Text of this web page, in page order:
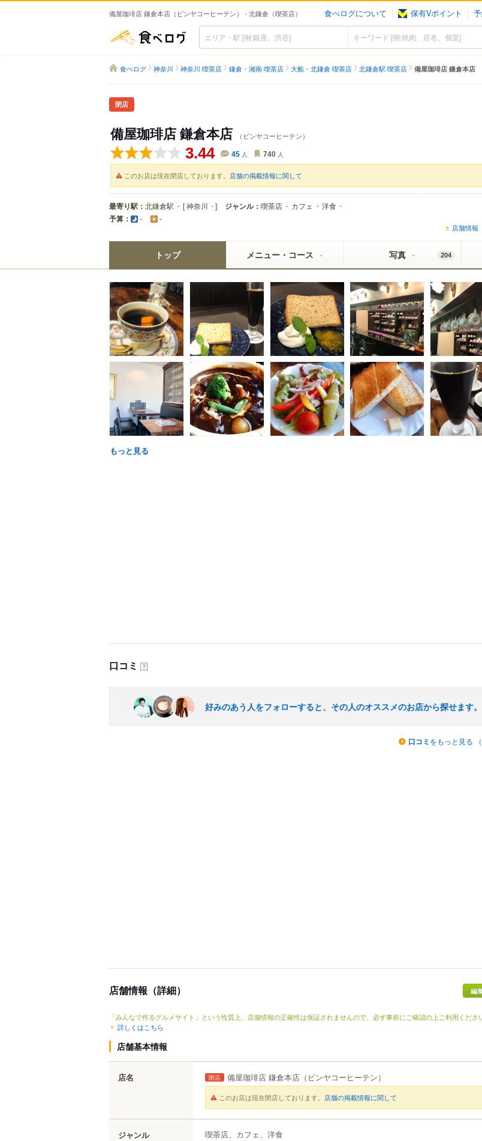
備屋珈琲店 鎌倉本店（ビンヤコーヒーテン） - 北鎌倉（喫茶店） 食べログについて 保有Vポイント
食べログ
食べログ 神奈川 神奈川 喫茶店 鎌倉・湘南 喫茶店 大船・北鎌倉 喫茶店 北鎌倉駅 喫茶店 備屋珈琲店 鎌倉本店
閉店
備屋珈琲店 鎌倉本店 （ビンヤコーヒーテン）
3.44 45 人 740 人
このお店は現在閉店しております。 店舗の掲載情報に関して
最寄り駅： 北鎌倉駅 [神奈川 ] ジャンル： 喫茶店 カフェ 洋食
予算： - -
店舗情報
トップ メニュー・コース 写真 204
もっと見る
口コミ ？
好みのあう人をフォローすると、その人のオススメのお店から探せます。
口コミ をもっと見る （
店舗情報（詳細） 編
「みんなで作るグルメサイト」という性質上、店舗情報の正確性は保証されませんので、必ず事前にご確認の上ご利用ください
詳しくはこちら
店舗基本情報
店名 閉店 備屋珈琲店 鎌倉本店 （ビンヤコーヒーテン）
このお店は現在閉店しております。 店舗の掲載情報に関して
ジャンル 喫茶店、カフェ、洋食